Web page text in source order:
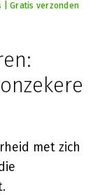
| Gratis verzonden
met zich